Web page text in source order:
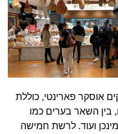
אוסקר פארינטי, כוללת
העולם, בין השאר בערים כמו
ועוד. לרשת חמישה